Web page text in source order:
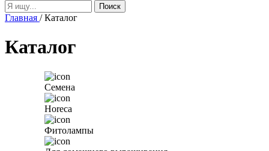
Главная /Каталог
Каталог
Семена
Horeca
Фитолампы